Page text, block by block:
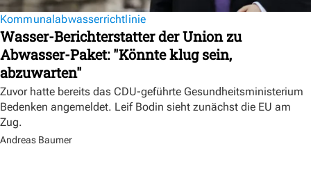
Kommunalabwasserrichtlinie
Wasser-Berichterstatter der Union zu
Abwasser-Paket: "Könnte klug sein,
abzuwarten"
Zuvor hatte bereits das CDU-geführte Gesundheitsministerium
Bedenken angemeldet. Leif Bodin sieht zunächst die EU am
Zug.
Andreas Baumer